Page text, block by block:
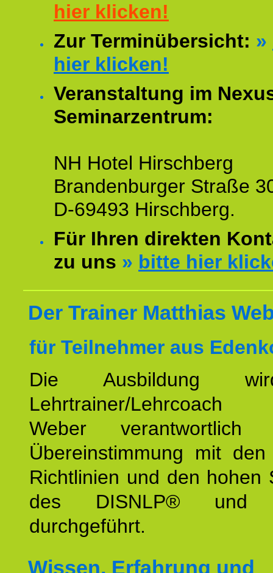
hier klicken!
Zur Terminübersicht: »
hier klicken!
Veranstaltung im
Seminarzentrum:
NH Hotel Hirschberg
Brandenburger Straße
D-69493 Hirschberg.
Für Ihren direkten
zu uns » bitte hier
Der Trainer Matthias
für Teilnehmer aus
Die Ausbildung
Lehrtrainer/Lehrcoach
Weber
Übereinstimmung mit den
Richtlinien und den hohen
des DISNLP® und
durchgeführt.
Wissen, Erfahrung und